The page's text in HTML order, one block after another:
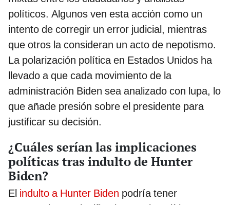
políticos. Algunos ven esta acción como un
intento de corregir un error judicial, mientras
que otros la consideran un acto de nepotismo.
La polarización política en Estados Unidos ha
llevado a que cada movimiento de la
administración Biden sea analizado con lupa, lo
que añade presión sobre el presidente para
justificar su decisión.
¿Cuáles serían las implicaciones
políticas tras indulto de Hunter
Biden?
El indulto a Hunter Biden podría tener